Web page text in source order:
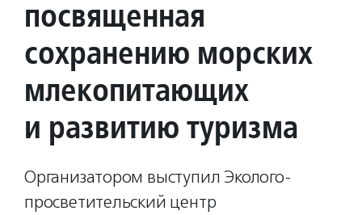
посвященная
сохранению морских
млекопитающих
и развитию туризма
Организатором выступил Эколого-
просветительский центр